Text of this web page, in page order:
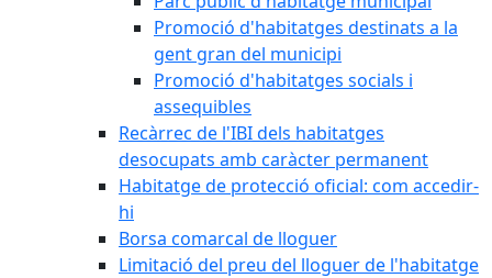
Promoció d'habitatges destinats a la
gent gran del municipi
Promoció d'habitatges socials i
assequibles
Recàrrec de l'IBI dels habitatges
desocupats amb caràcter permanent
Habitatge de protecció oficial: com accedir-
hi
Borsa comarcal de lloguer
Limitació del preu del lloguer de l'habitatge